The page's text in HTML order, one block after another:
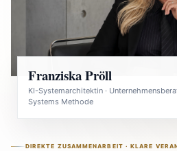
Franziska Pröll
KI-Systemarchitektin ·
Systems Methode
DIREKTE ZUSAMMENARBEIT · KLARE